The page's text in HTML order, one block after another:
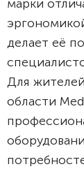
марки
делает её
Для
области